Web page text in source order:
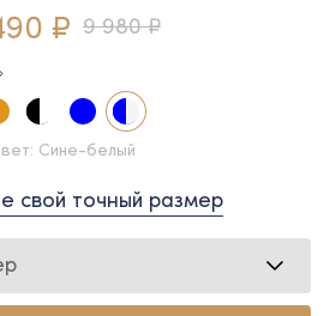
₽ 9 980 ₽
Сине-белый
свой точный размер